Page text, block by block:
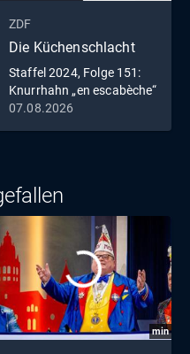
ZDF
Die Küchenschlacht
Staffel 2024, Folge 151:
Knurrhahn „en escabèche“
mit zweierlei Blumenkohl
07.08.2026
min